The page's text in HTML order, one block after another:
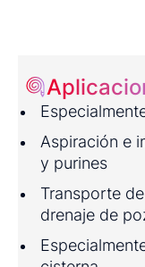
Aspiración e
y purines
Transporte
drenaje de